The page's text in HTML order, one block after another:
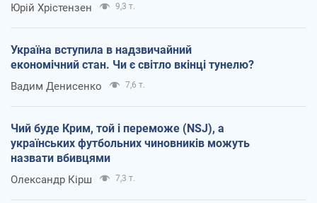
Юрій Хрістензен 9,3 т.
Україна вступила в надзвичайний
економічний стан. Чи є світло вкінці тунелю?
Вадим Денисенко 7,6 т.
Чий буде Крим, той і переможе (NSJ), а
українських футбольних чиновників можуть
назвати вбивцями
Олександр Кірш 7,3 т.